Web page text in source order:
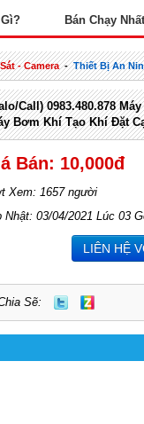
Bán Chạy Nhất
- Camera-Thiết Bị An
call) 0983.480.878
Bơm Khí Tạo Khí Đặt
Bán: 10,000đ
Xem: 1657 người
Nhật: 03/04/2021 Lúc 03
LIÊN HỆ
Sẽ: